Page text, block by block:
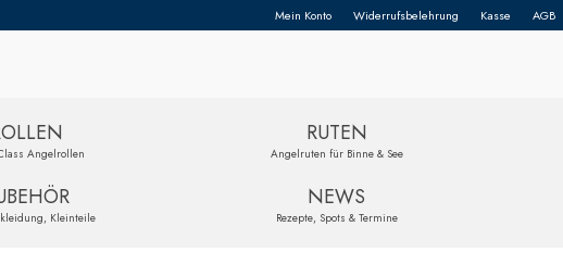
Mein Konto Widerrufsbelehrung Kasse AGB
Angelrollen
RUTEN
Angelruten für Binne & See
Kleinteile
NEWS
Rezepte, Spots & Termine